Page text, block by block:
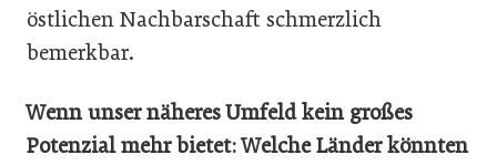
östlichen Nachbarschaft schmerzlich
bemerkbar.
Wenn unser näheres Umfeld kein großes
Potenzial mehr bietet: Welche Länder könnten